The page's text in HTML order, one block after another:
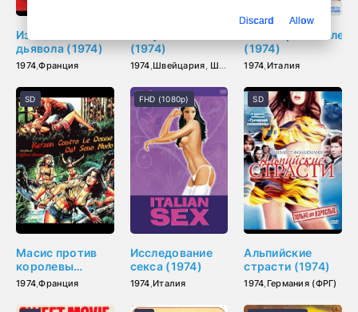
Изгнание
дьявола (1974)
1974,Франция
(1974)
1974,Швейцария, Швеция ,Германия (ФРГ)
(1974)
1974,Италия
Масис против
королевы
амазонок (1974)
1974,Франция
SD
Исследование
секса (1974)
1974,Италия
FHD (1080p)
Альпийские
страсти (1974)
1974,Германия (ФРГ)
SD
Discard Allow